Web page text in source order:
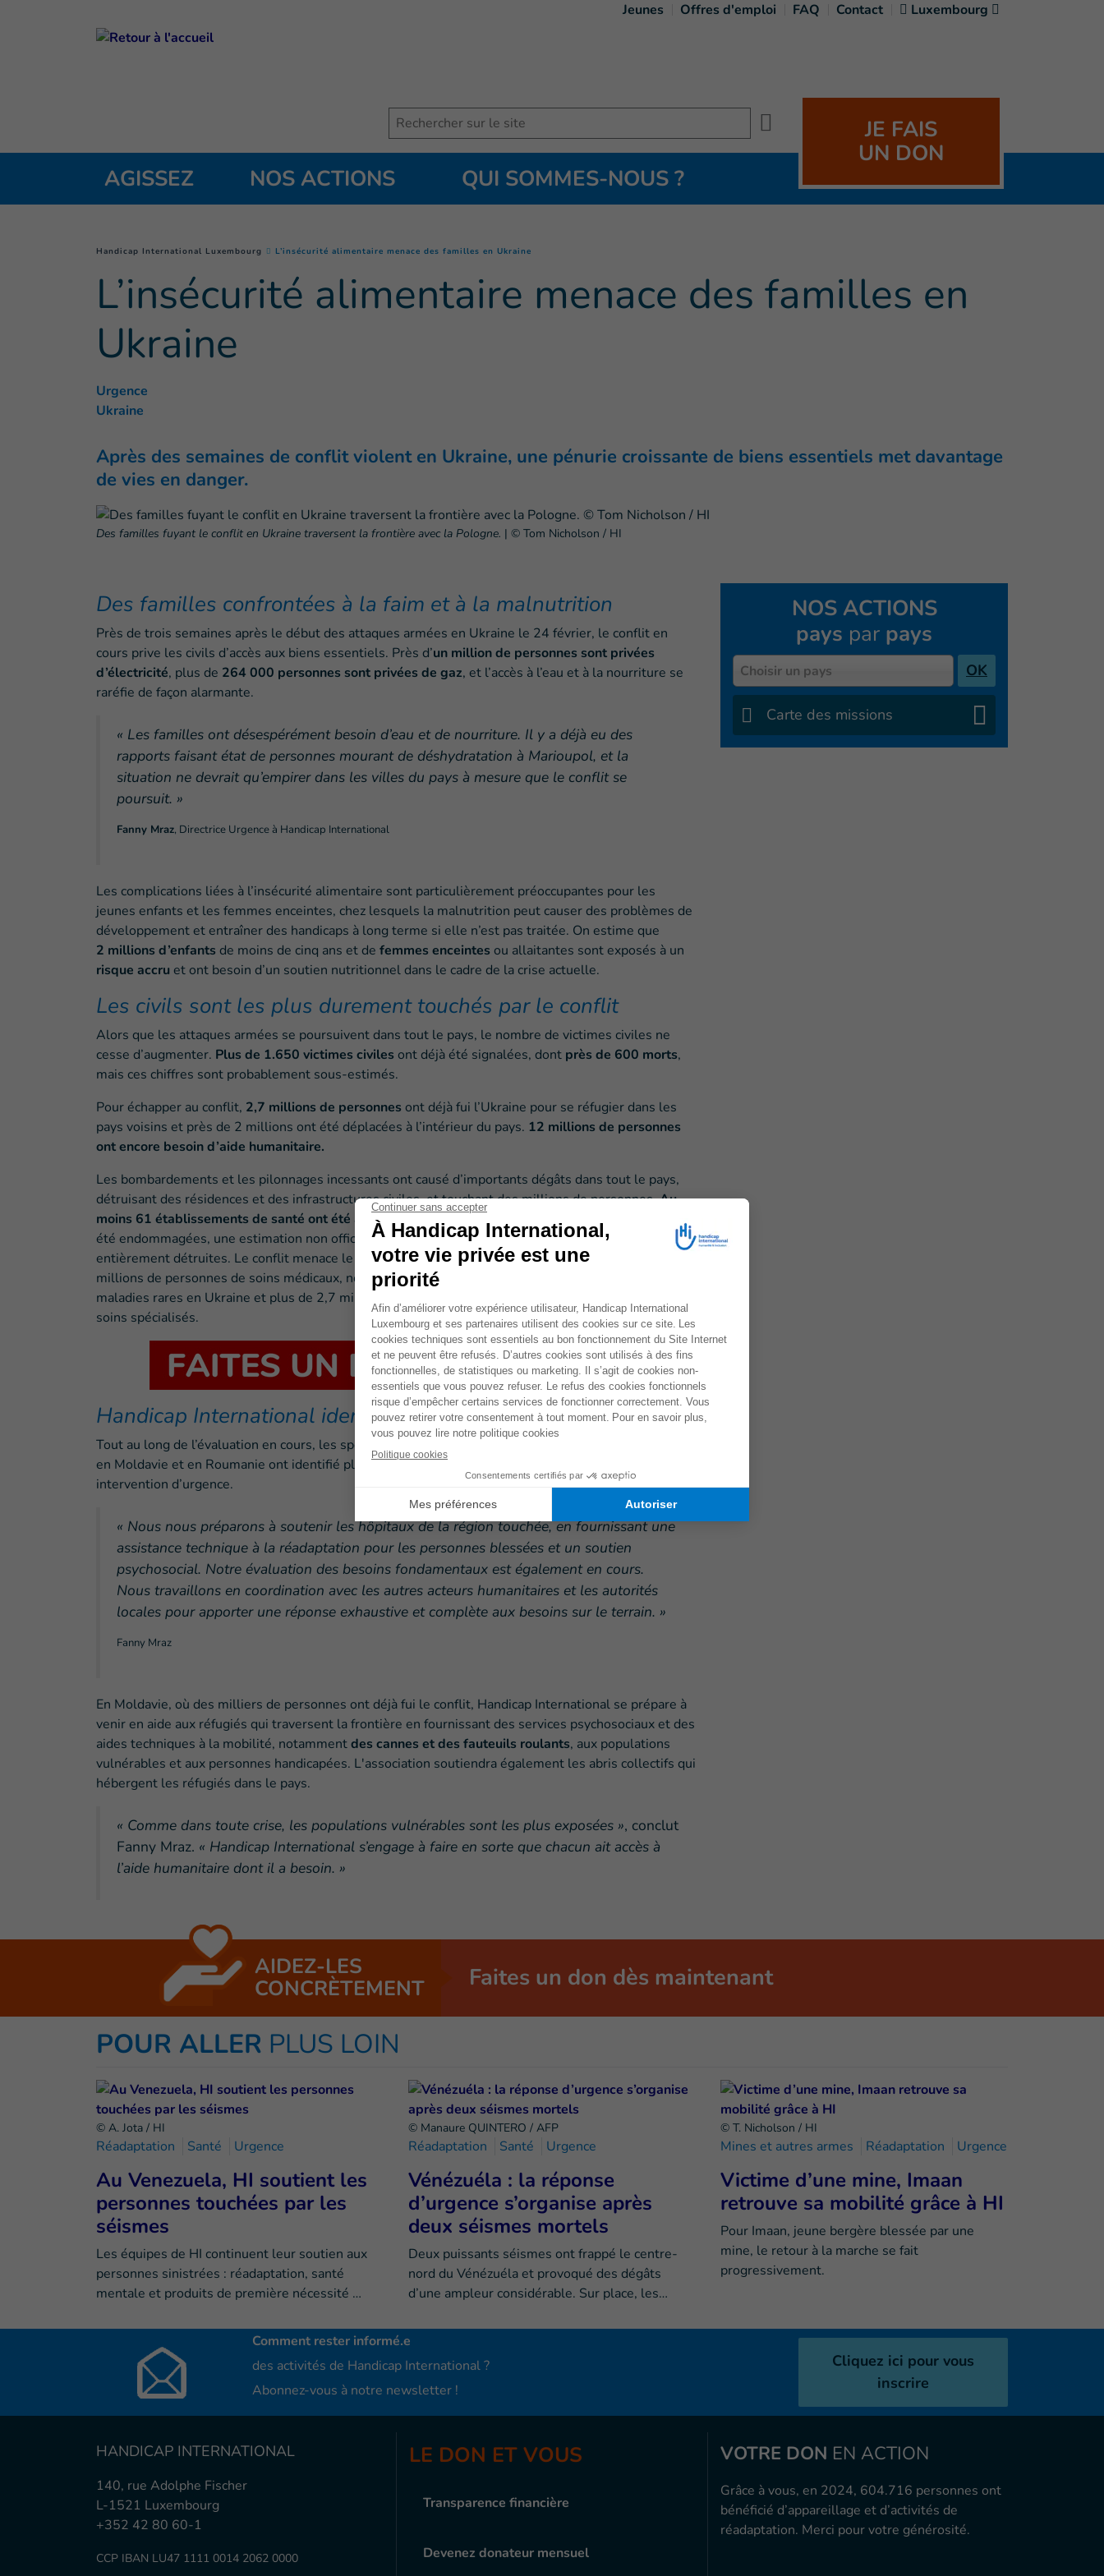
Jeunes Offres d'emploi FAQ Contact Luxembourg
Search
JE FAIS
UN DON
AGISSEZ
NOS ACTIONS QUI SOMMES-NOUS ?
You are here :
Handicap International Luxembourg L’insécurité alimentaire menace des familles en Ukraine
L’insécurité alimentaire menace des familles en
Ukraine
Urgence
Ukraine
Après des semaines de conflit violent en Ukraine, une pénurie croissante de biens essentiels met davantage
de vies en danger.
Des familles fuyant le conflit en Ukraine traversent la frontière avec la Pologne. | © Tom Nicholson / HI
Des familles confrontées à la faim et à la malnutrition
Près de trois semaines après le début des attaques armées en Ukraine le 24 février, le conflit en
cours prive les civils d’accès aux biens essentiels. Près d’un million de personnes sont privées
d’électricité, plus de 264 000 personnes sont privées de gaz, et l’accès à l’eau et à la nourriture se
raréfie de façon alarmante.
« Les familles ont désespérément besoin d’eau et de nourriture. Il y a déjà eu des
rapports faisant état de personnes mourant de déshydratation à Marioupol, et la
situation ne devrait qu’empirer dans les villes du pays à mesure que le conflit se
poursuit. »
Fanny Mraz, Directrice Urgence à Handicap International
Les complications liées à l’insécurité alimentaire sont particulièrement préoccupantes pour les
jeunes enfants et les femmes enceintes, chez lesquels la malnutrition peut causer des problèmes de
développement et entraîner des handicaps à long terme si elle n’est pas traitée. On estime que
2 millions d’enfants de moins de cinq ans et de femmes enceintes ou allaitantes sont exposés à un
risque accru et ont besoin d’un soutien nutritionnel dans le cadre de la crise actuelle.
Les civils sont les plus durement touchés par le conflit
Alors que les attaques armées se poursuivent dans tout le pays, le nombre de victimes civiles ne
cesse d’augmenter. Plus de 1.650 victimes civiles ont déjà été signalées, dont près de 600 morts,
mais ces chiffres sont probablement sous-estimés.
Pour échapper au conflit, 2,7 millions de personnes ont déjà fui l’Ukraine pour se réfugier dans les
pays voisins et près de 2 millions ont été déplacées à l’intérieur du pays. 12 millions de personnes
ont encore besoin d’aide humanitaire.
Les bombardements et les pilonnages incessants ont causé d’importants dégâts dans tout le pays,
détruisant des résidences et des infrastructures civiles, et touchant des millions de personnes.Au
moins 61 établissements de santé ont été attaqués
et plus de 320 structures éducatives auraient
été endommagées, une estimation non officielle faisant état de 59 structures éducatives
entièrement détruites. Le conflit menace le droit à l’éducation de 5,7 millions d’enfants et prive des
millions de personnes de soins médicaux, notamment les deux millions de personnes atteintes de
maladies rares en Ukraine et plus de 2,7 millions de personnes handicapées pouvant avoir besoin de
soins spécialisés.
Handicap International identifie les priorités
Tout au long de l’évaluation en cours, les spécialistes de Handicap International présents en Ukraine,
en Moldavie et en Roumanie ont identifié plusieurs domaines prioritaires en préparant leur
intervention d’urgence.
« Nous nous préparons à soutenir les hôpitaux de la région touchée, en fournissant une
assistance technique à la réadaptation pour les personnes blessées et un soutien
psychosocial. Notre évaluation des besoins fondamentaux est également en cours.
Nous travaillons en coordination avec les autres acteurs humanitaires et les autorités
locales pour apporter une réponse exhaustive et complète aux besoins sur le terrain. »
Fanny Mraz
En Moldavie, où des milliers de personnes ont déjà fui le conflit, Handicap International se prépare à
venir en aide aux réfugiés qui traversent la frontière en fournissant des services psychosociaux et des
aides techniques à la mobilité, notammentdes cannes et des fauteuils roulants, aux populations
vulnérables et aux personnes handicapées. L'association soutiendra également les abris collectifs qui
hébergent les réfugiés dans le pays.
« Comme dans toute crise, les populations vulnérables sont les plus exposées », conclut
Fanny Mraz. « Handicap International s’engage à faire en sorte que chacun ait accès à
l’aide humanitaire dont il a besoin. »
NOS ACTIONS
pays par pays
PaysChoisir un pays OK
Carte des missions
AIDEZ-LES
CONCRÈTEMENT Faites un don dès maintenant
POUR ALLER PLUS LOIN
© A. Jota / HI
Réadaptation Santé Urgence
Au Venezuela, HI soutient les
personnes touchées par les
séismes
Les équipes de HI continuent leur soutien aux
personnes sinistrées : réadaptation, santé
mentale et produits de première nécessité …
© Manaure QUINTERO / AFP
Réadaptation Santé Urgence
Vénézuéla : la réponse
d’urgence s’organise après
deux séismes mortels
Deux puissants séismes ont frappé le centre-
nord du Vénézuéla et provoqué des dégâts
d’une ampleur considérable. Sur place, les…
© T. Nicholson / HI
Mines et autres armes Réadaptation Urgence
Victime d’une mine, Imaan
retrouve sa mobilité grâce à HI
Pour Imaan, jeune bergère blessée par une
mine, le retour à la marche se fait
progressivement.
Comment rester informé.e
des activités de Handicap International ?
Abonnez-vous à notre newsletter !
Cliquez ici pour vous
inscrire
HANDICAP INTERNATIONAL
140, rue Adolphe Fischer
L-1521 Luxembourg
+352 42 80 60-1
CCP IBAN LU47 1111 0014 2062 0000
LE DON ET VOUS
Transparence financière
Devenez donateur mensuel
VOTRE DON EN ACTION
Grâce à vous, en 2024, 604.716 personnes ont
bénéficié d’appareillage et d’activités de
réadaptation. Merci pour votre générosité.